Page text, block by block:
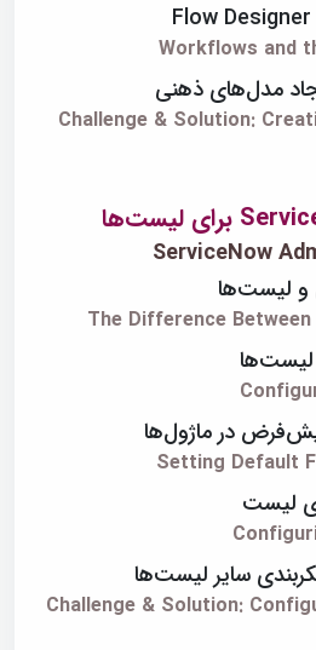
Workflows and
مدل‌های ذهنی
Challenge & Solution:
ServiceNow
لیست‌ها
The Difference
در ماژول‌ها
Setting Default
لیست
سایر لیست‌ها
Challenge & Solution: